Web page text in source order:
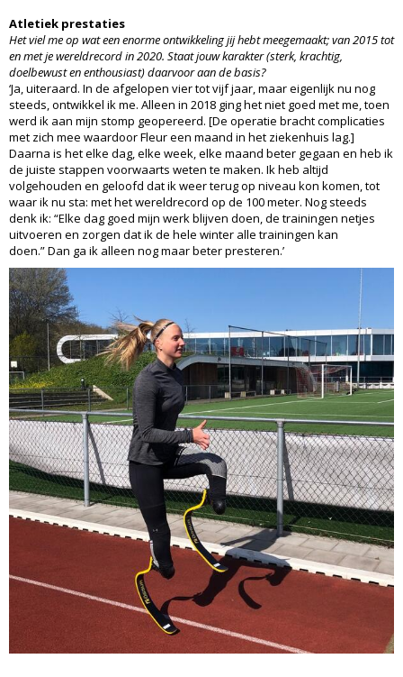
Atletiek prestaties
Het viel me op wat een enorme ontwikkeling jij hebt meegemaakt; van 2015 tot
en met je wereldrecord in 2020. Staat jouw karakter (sterk, krachtig,
doelbewust en enthousiast) daarvoor aan de basis?
‘Ja, uiteraard. In de afgelopen vier tot vijf jaar, maar eigenlijk nu nog
steeds, ontwikkel ik me. Alleen in 2018 ging het niet goed met me, toen
werd ik aan mijn stomp geopereerd. [De operatie bracht complicaties
met zich mee waardoor Fleur een maand in het ziekenhuis lag.]
Daarna is het elke dag, elke week, elke maand beter gegaan en heb ik
de juiste stappen voorwaarts weten te maken. Ik heb altijd
volgehouden en geloofd dat ik weer terug op niveau kon komen, tot
waar ik nu sta: met het wereldrecord op de 100 meter. Nog steeds
denk ik: “Elke dag goed mijn werk blijven doen, de trainingen netjes
uitvoeren en zorgen dat ik de hele winter alle trainingen kan
doen.” Dan ga ik alleen nog maar beter presteren.’